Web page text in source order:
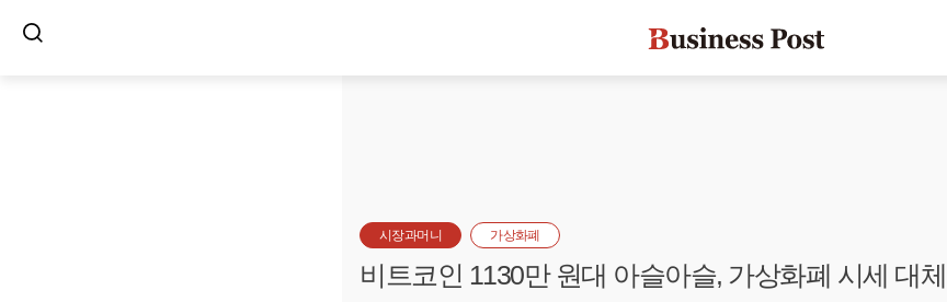
시장과머니 가상화폐
비트코인 1130만 원대 아슬아슬, 가상화폐 시세 대